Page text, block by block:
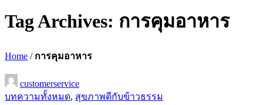
Tag Archives: การคุมอาหาร
Home / การคุมอาหาร
customerservice
บทความทั้งหมด, สุขภาพดีกับข้าวธรรม